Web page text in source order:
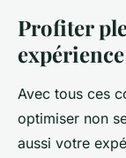
Profiter
Avec tous ces
optimiser non
aussi votre